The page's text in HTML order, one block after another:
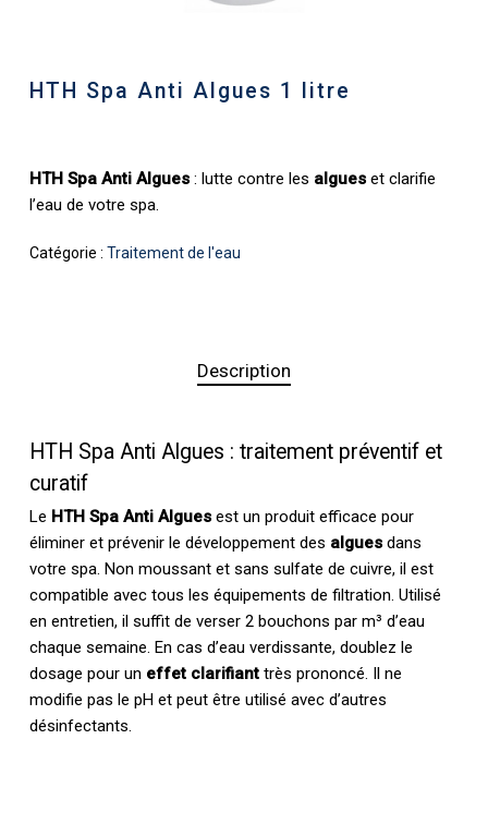
HTH Spa Anti Algues 1 litre
HTH Spa Anti Algues: lutte contre les algueset clarifie
l’eau de votre spa.
Catégorie : Traitement de l'eau
Description
HTH Spa Anti Algues : traitement préventif et
curatif
Le HTH Spa Anti Alguesest un produit efficace pour
éliminer et prévenir le développement des alguesdans
votre spa. Non moussant et sans sulfate de cuivre, il est
compatible avec tous les équipements de filtration. Utilisé
en entretien, il suffit de verser 2 bouchons par m³ d’eau
chaque semaine. En cas d’eau verdissante, doublez le
dosage pour un effet clarifianttrès prononcé. Il ne
modifie pas le pH et peut être utilisé avec d’autres
désinfectants.